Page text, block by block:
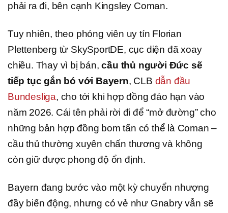
phải ra đi, bên cạnh Kingsley Coman.
Tuy nhiên, theo phóng viên uy tín Florian
Plettenberg từ SkySportDE, cục diện đã xoay
chiều. Thay vì bị bán,cầu thủ người Đức sẽ
tiếp tục gắn bó với Bayern, CLB dẫn đầu
Bundesliga, cho tới khi hợp đồng đáo hạn vào
năm 2026. Cái tên phải rời đi để “mở đường” cho
những bản hợp đồng bom tấn có thể là Coman –
cầu thủ thường xuyên chấn thương và không
còn giữ được phong độ ổn định.
Bayern đang bước vào một kỳ chuyển nhượng
đầy biến động, nhưng có vẻ như Gnabry vẫn sẽ